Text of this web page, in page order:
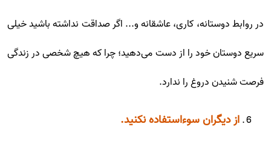
در روابط دوستانه، کاری، عاشقانه و... اگر صداقت نداشته باشید خیلی
سریع دوستان خود را از دست می‌دهید؛ چرا که هیچ شخصی در زندگی
فرصت شنیدن دروغ را ندارد.
از دیگران سوءاستفاده نکنید.